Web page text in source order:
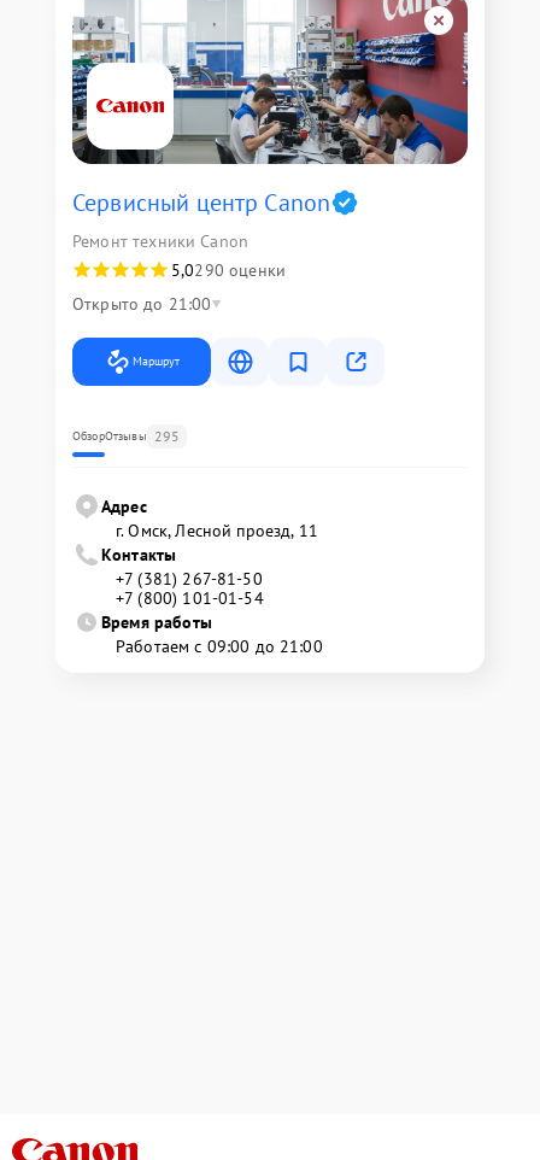
Сервисный центр Canon
Ремонт техники Canon
5,0290 оценки
Открыто до 21:00
Маршрут
ОбзорОтзывы 295
Адрес
г. Омск, ​Лесной проезд, 11
Контакты
+7 (381) 267-81-50
+7 (800) 101-01-54
Время работы
Работаем с 09:00 до 21:00